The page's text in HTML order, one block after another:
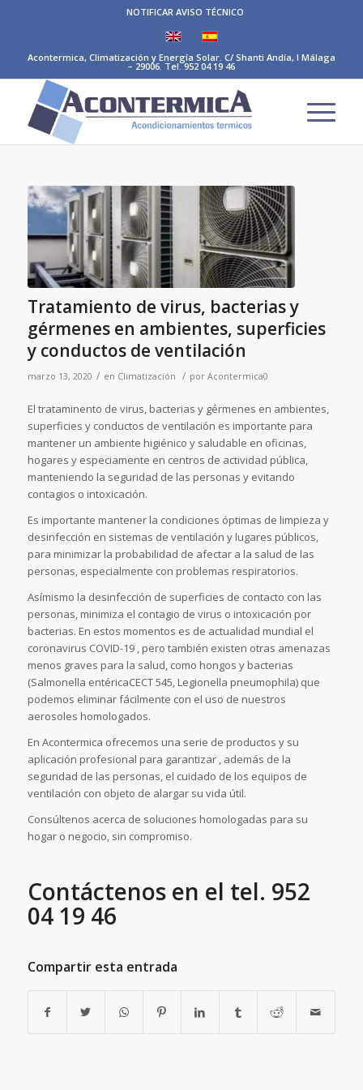
NOTIFICAR AVISO TÉCNICO
Acontermica, Climatización y Energía Solar. C/ Shanti Andía, I Málaga
– 29006. Tel. 952 04 19 46
Tratamiento de virus, bacterias y
gérmenes en ambientes, superficies
y conductos de ventilación
marzo 13, 2020 / en Climatización / por Acontermica0
El trataminento de virus, bacterias y gérmenes en ambientes,
superficies y conductos de ventilación es importante para
mantener un ambiente higiénico y saludable en oficinas,
hogares y especiamente en centros de actividad pública,
manteniendo la seguridad de las personas y evitando
contagios o intoxicación.
Es importante mantener la condiciones óptimas de limpieza y
desinfección en sistemas de ventilación y lugares públicos,
para minimizar la probabilidad de afectar a la salud de las
personas, especialmente con problemas respiratorios.
Asímismo la desinfección de superficies de contacto con las
personas, minimiza el contagio de virus o intoxicación por
bacterias. En estos momentos es de actualidad mundial el
coronavirus COVID-19 , pero también existen otras amenazas
menos graves para la salud, como hongos y bacterias
(Salmonella entéricaCECT 545, Legionella pneumophila) que
podemos eliminar fácilmente con el uso de nuestros
aerosoles homologados.
En Acontermica ofrecemos una serie de productos y su
aplicación profesional para garantizar , además de la
seguridad de las personas, el cuidado de los equipos de
ventilación con objeto de alargar su vida útil.
Consúltenos acerca de soluciones homologadas para su
hogar o negocio, sin compromiso.
Contáctenos en el tel. 952
04 19 46
Compartir esta entrada